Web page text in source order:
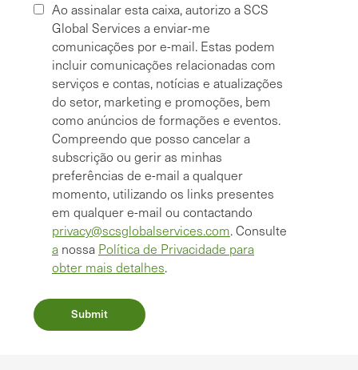
Ao assinalar esta caixa, autorizo a SCS
Global Services a enviar-me
comunicações por e-mail. Estas podem
incluir comunicações relacionadas com
serviços e contas, notícias e atualizações
do setor, marketing e promoções, bem
como anúncios de formações e eventos.
Compreendo que posso cancelar a
subscrição ou gerir as minhas
preferências de e-mail a qualquer
momento, utilizando os links presentes
em qualquer e-mail ou contactando
privacy@scsglobalservices.com. Consulte
a nossa Política de Privacidade para
obter mais detalhes.